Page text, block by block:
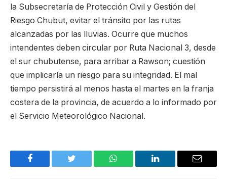
la Subsecretaría de Protección Civil y Gestión del
Riesgo Chubut, evitar el tránsito por las rutas
alcanzadas por las lluvias. Ocurre que muchos
intendentes deben circular por Ruta Nacional 3, desde
el sur chubutense, para arribar a Rawson; cuestión
que implicaría un riesgo para su integridad. El mal
tiempo persistirá al menos hasta el martes en la franja
costera de la provincia, de acuerdo a lo informado por
el Servicio Meteorológico Nacional.
Facebook Twitter WhatsApp LinkedIn Email